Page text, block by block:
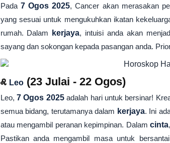
Pada 7 Ogos 2025, Cancer akan merasakan
yang sesuai untuk mengukuhkan ikatan
rumah. Dalam
kerjaya, intuisi anda akan
sayang dan sokongan kepada pasangan anda.
♌ Leo(23 Julai - 22 Ogos)
Leo, 7 Ogos 2025adalah hari untuk bersinar!
semua bidang, terutamanya dalam kerjaya. Ini
atau mengambil peranan kepimpinan. Dalamcinta
Pastikan anda mengambil masa untuk